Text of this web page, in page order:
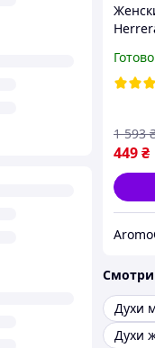
Герл
449₴
1 593
Духи
Духи